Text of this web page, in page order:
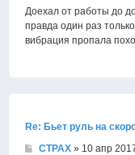
Доехал от работы до
правда один раз
вибрация пропала
Re: Бьет руль на
CTPAX » 10 апр